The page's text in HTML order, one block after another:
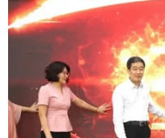
14/11/2019 01:46
Phó Thủ tướng Trương
chính quyền các cấp
dân chủ, lắng nghe ý
nhân dân và ưu tiên